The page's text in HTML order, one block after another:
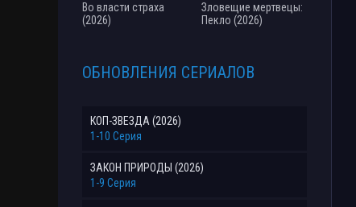
Во власти страха
(2026)
Зловещие мертвецы:
Пекло (2026)
ОБНОВЛЕНИЯ СЕРИАЛОВ
КОП-ЗВЕЗДА (2026)
1-10 Серия
ЗАКОН ПРИРОДЫ (2026)
1-9 Серия